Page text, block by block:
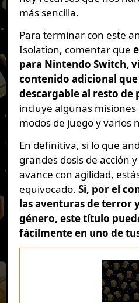
más sencilla.
Para terminar con este
Isolation, comentar que
para Nintendo Switch,
contenido adicional
descargable al resto de
incluye algunas misiones
modos de juego y varios
En definitiva, si lo que
grandes dosis de acción
avance con agilidad,
equivocado. Si, por el
las aventuras de terror
género, este título
fácilmente en uno de